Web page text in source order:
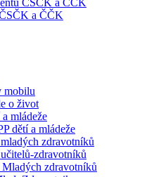
ČSČK a ČČK
a ČČK
mobilu
o život
mládeže
dětí a mládeže
zdravotníků
zdravotníků
Mladých zdravotníků